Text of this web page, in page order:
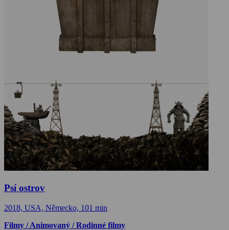
Psí ostrov
2018, USA, Německo, 101 min
Filmy / Animovaný / Rodinné filmy